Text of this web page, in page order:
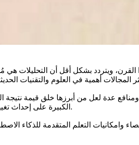
ويتردد بشكل أقل أن التحليلات هي
عدة لعل من أبرزها خلق قيمة نتيجة
الكبيرة على إحداث تغيير جذري في كل جانب من جوانب حياتنا، من الطرق التي نعمل بها إلى الطريقة التي نفهم ونتفاعل بها مع العالم من حولنا.
وامكانيات التعلم المتقدمة للذكاء